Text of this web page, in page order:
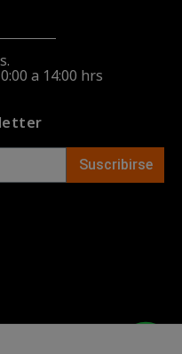
a 14:00 hrs
Suscribirse